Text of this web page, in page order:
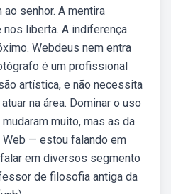
senhor. A mentira
liberta. A indiferença
Webdeus nem entra
é um profissional
artística, e não necessita
na área. Dominar o uso
muito, mas as da
Web — estou falando em
em diversos segmento
de filosofia antiga da